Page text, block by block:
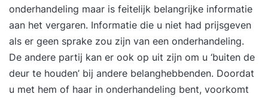
onderhandeling maar is feitelijk belangrijke informatie
aan het vergaren. Informatie die u niet had prijsgeven
als er geen sprake zou zijn van een onderhandeling.
De andere partij kan er ook op uit zijn om u ‘buiten de
deur te houden’ bij andere belanghebbenden. Doordat
u met hem of haar in onderhandeling bent, voorkomt